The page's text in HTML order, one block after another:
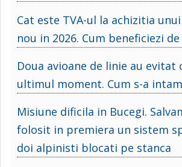
Cat este TVA-ul la achizitia
nou in 2026. Cum beneficiezi
Doua avioane de linie au evitat
ultimul moment. Cum s-a
Misiune dificila in Bucegi.
folosit in premiera un sistem
doi alpinisti blocati pe stanca